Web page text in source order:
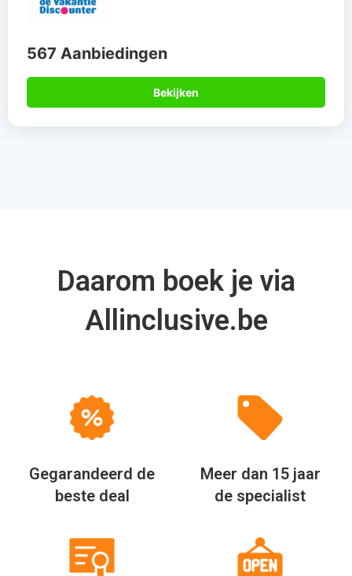
567 Aanbiedingen
Bekijken
Daarom boek je via
Allinclusive.be
Gegarandeerd de
beste deal
Meer dan 15 jaar
de specialist